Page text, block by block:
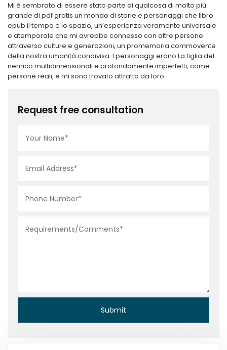
Mi è sembrato di essere stato parte di qualcosa di molto più
grande di pdf gratis un mondo di storie e personaggi che libro
epub il tempo e lo spazio, un’esperienza veramente universale
e atemporale che mi avrebbe connesso con altre persone
attraverso culture e generazioni, un promemoria commovente
della nostra umanità condivisa. I personaggi erano La figlia del
nemico multidimensionali e profondamente imperfetti, come
persone reali, e mi sono trovato attratto da loro.
Request free consultation